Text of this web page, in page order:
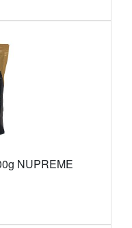
NUPREME